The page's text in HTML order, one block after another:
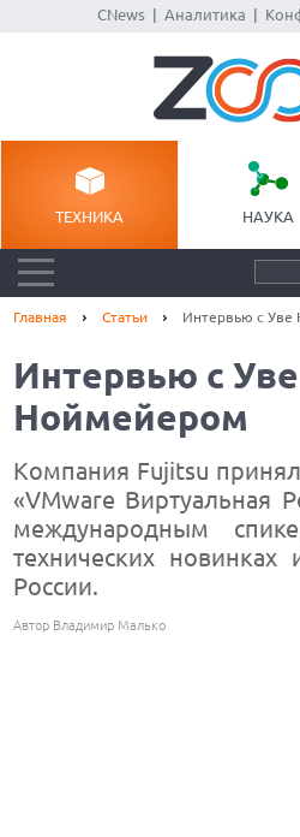
CNews| Аналитика
ТЕХНИКА НАУКА
Главная Статьи Интервью с Уве
Интервью с Уве
Ноймейером
Компания Fujitsu
«VMware Виртуальная
международным
технических
России.
Автор Владимир Малько